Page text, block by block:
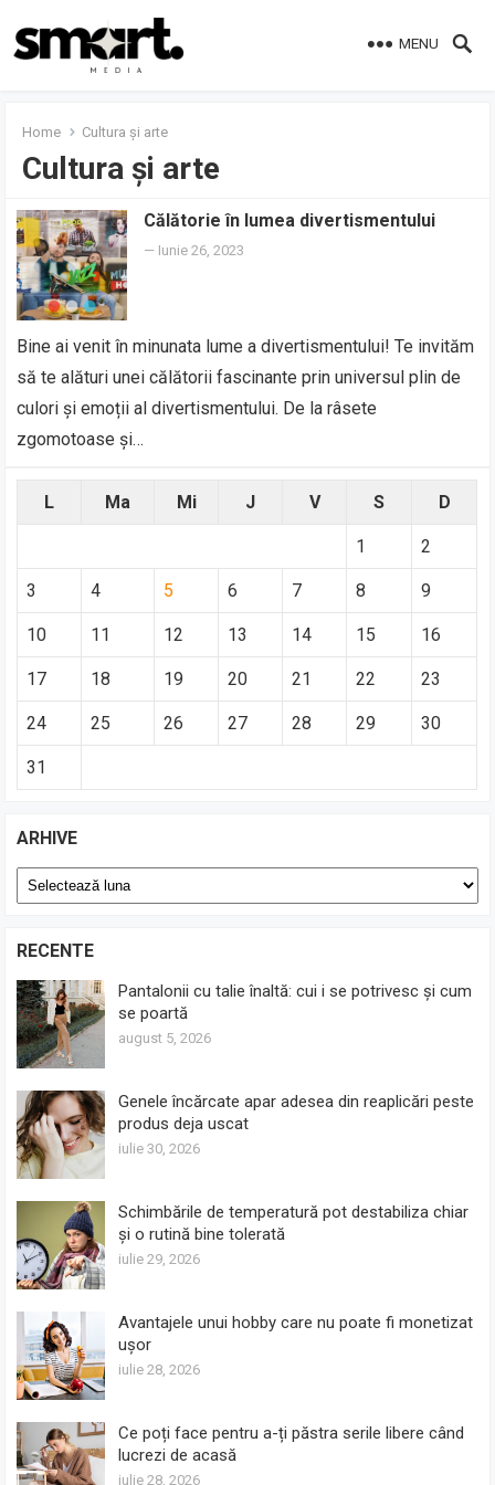
MENU
Home Cultura și arte
Cultura și arte
Călătorie în lumea divertismentului
— Iunie 26, 2023
Bine ai venit în minunata lume a divertismentului! Te invităm
să te alături unei călătorii fascinante prin universul plin de
culori și emoții al divertismentului. De la râsete
zgomotoase și…
L Ma Mi J V S D
1 2
3 4 5 6 7 8 9
10 11 12 13 14 15 16
17 18 19 20 21 22 23
24 25 26 27 28 29 30
31
ARHIVE
Arhive
RECENTE
Pantalonii cu talie înaltă: cui i se potrivesc și cum
se poartă
august 5, 2026
Genele încărcate apar adesea din reaplicări peste
produs deja uscat
iulie 30, 2026
Schimbările de temperatură pot destabiliza chiar
și o rutină bine tolerată
iulie 29, 2026
Avantajele unui hobby care nu poate fi monetizat
ușor
iulie 28, 2026
Ce poți face pentru a-ți păstra serile libere când
lucrezi de acasă
iulie 28, 2026